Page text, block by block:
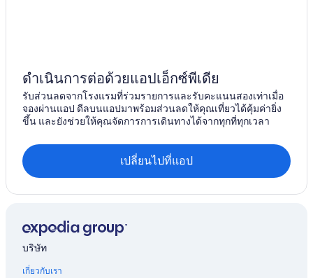
ดำเนินการต่อด้วยแอปเอ็กซ์พีเดีย
รับส่วนลดจากโรงแรมที่ร่วมรายการและรับคะแนนสองเท่าเมื่อ
จองผ่านแอป ดีลบนแอปมาพร้อมส่วนลดให้คุณเที่ยวได้คุ้มค่ายิ่ง
ขึ้น และยังช่วยให้คุณจัดการการเดินทางได้จากทุกที่ทุกเวลา
เปลี่ยนไปที่แอป
บริษัท
เกี่ยวกับเรา